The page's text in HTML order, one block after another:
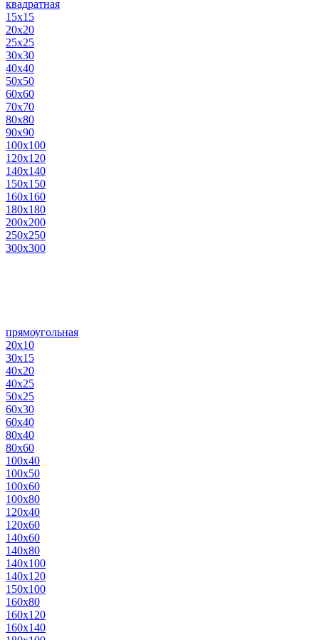
квадратная
15х15
20х20
25х25
30х30
40х40
50х50
60х60
70х70
80х80
90х90
100х100
120х120
140х140
150х150
160х160
180х180
200х200
250х250
300х300
прямоугольная
20х10
30х15
40х20
40х25
50х25
60х30
60х40
80х40
80х60
100х40
100х50
100х60
100х80
120х40
120х60
140х60
140х80
140х100
140х120
150х100
160х80
160х120
160х140